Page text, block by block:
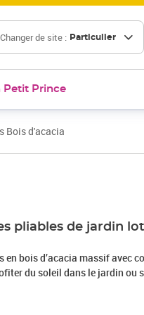
Changer de site : Particulier
Petit Prince
Bois d'acacia
pliables de jardin
en bois d’acacia massif avec
du soleil dans le jardin ou
d’acacia massif, ce qui les